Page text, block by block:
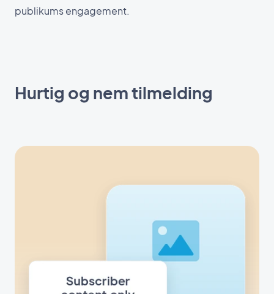
publikums engagement.
Hurtig og nem tilmelding